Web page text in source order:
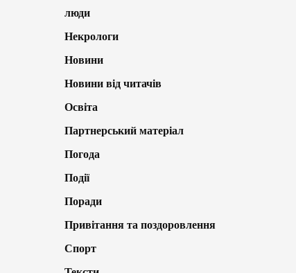
люди
Некрологи
Новини
Новини від читачів
Освіта
Партнерський матеріал
Погода
Події
Поради
Привітання та поздоровлення
Спорт